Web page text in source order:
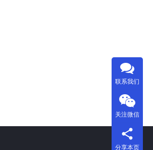
联系我们
关注微信
分享本页